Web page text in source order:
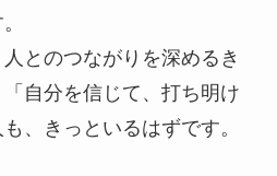
とのつながりを深めるき
自分を信じて、打ち明け
、きっといるはずです。